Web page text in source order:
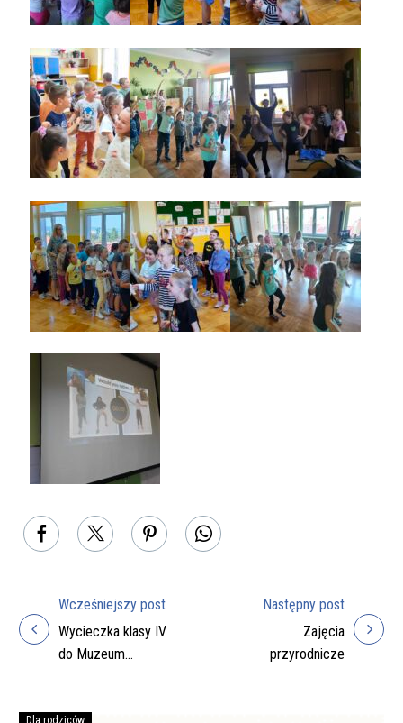
Nawigacja
wpisu
Wcześniejszy post
Wycieczka klasy IV
do Muzeum
Następny post
Zajęcia
przyrodnicze
Dla rodziców